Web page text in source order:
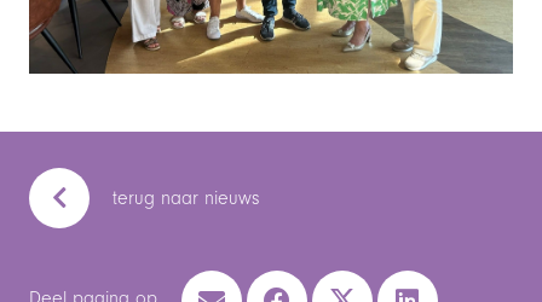
terug naar nieuws